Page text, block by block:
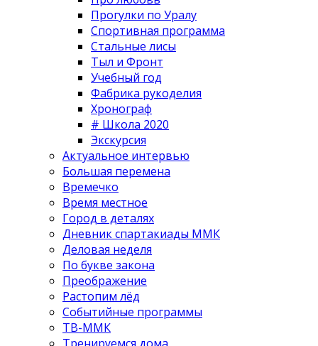
Прогулки по Уралу
Спортивная программа
Стальные лисы
Тыл и Фронт
Учебный год
Фабрика рукоделия
Хронограф
# Школа 2020
Экскурсия
Актуальное интервью
Большая перемена
Времечко
Время местное
Город в деталях
Дневник спартакиады ММК
Деловая неделя
По букве закона
Преображение
Растопим лёд
Событийные программы
ТВ-ММК